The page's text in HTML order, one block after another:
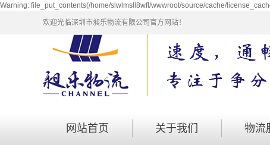
Warning: file_put_contents(/home/slwlmsll8wfl/wwwroot/source/cache/
欢迎光临深圳市昶乐物流有限公司官方网站！
网站首页 关于我们 物流